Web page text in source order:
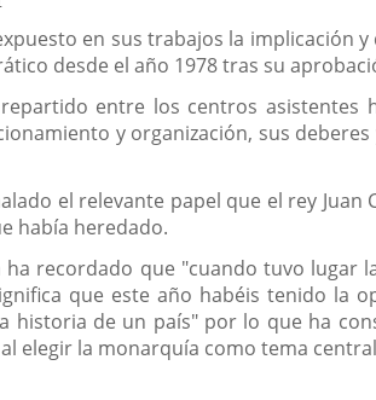
en sus trabajos la implicación
desde el año 1978 tras su
entre los centros
y organización, sus
el relevante papel que el rey
había heredado.
ha recordado que "cuando tuvo
que este año habéis tenido la
historia de un país" por lo que ha
elegir la monarquía como tema